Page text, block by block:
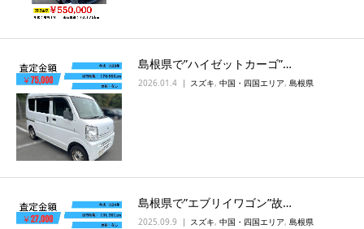
島根県で”ハイゼットカーゴ”…
2026.01.4 スズキ, 中国・四国エリア, 島根県
島根県で”エブリイワゴン”故…
2025.09.9 スズキ, 中国・四国エリア, 島根県